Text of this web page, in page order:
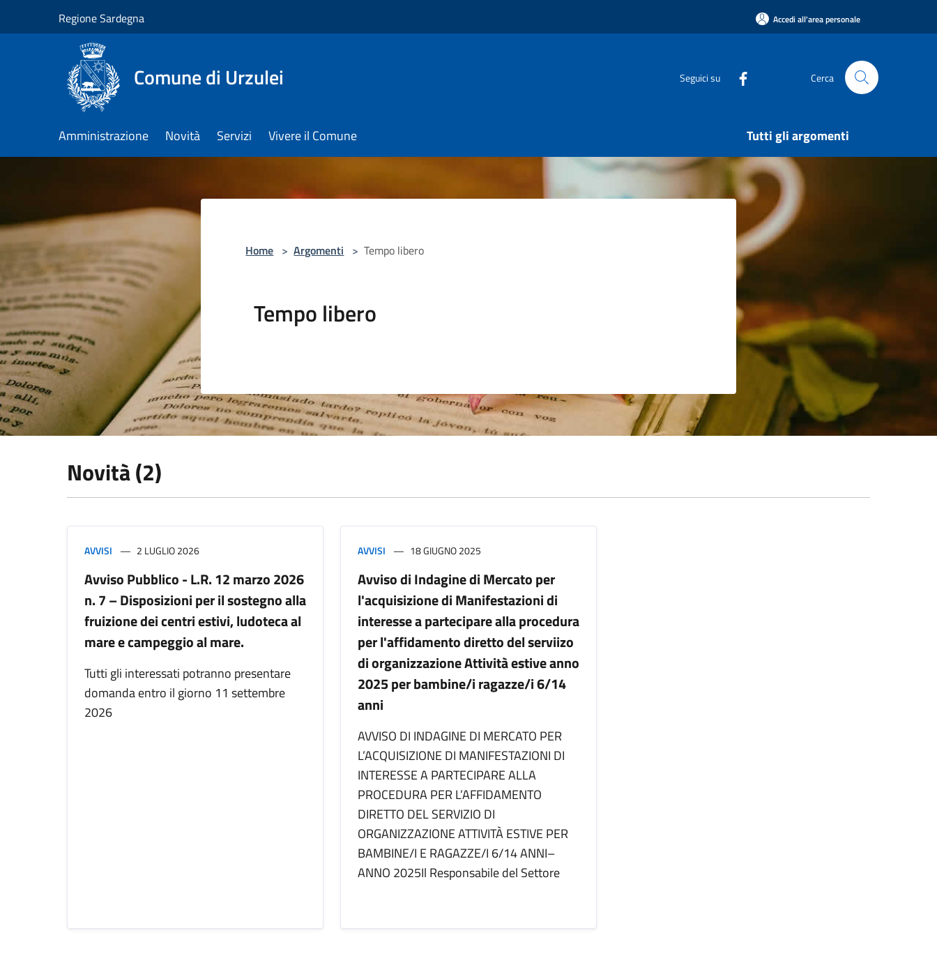
Regione Sardegna Accedi all'area personale
Comune di Urzulei Seguici su Cerca
Amministrazione Novità Servizi Vivere il Comune Tutti gli argomenti
Home > Argomenti > Tempo libero
Tempo libero
Novità (2)
AVVISI 2 LUGLIO 2026
Avviso Pubblico - L.R. 12 marzo 2026
n. 7 – Disposizioni per il sostegno alla
fruizione dei centri estivi, ludoteca al
mare e campeggio al mare.
Tutti gli interessati potranno presentare
domanda entro il giorno 11 settembre
2026
AVVISI 18 GIUGNO 2025
Avviso di Indagine di Mercato per
l'acquisizione di Manifestazioni di
interesse a partecipare alla procedura
per l'affidamento diretto del serviizo
di organizzazione Attività estive anno
2025 per bambine/i ragazze/i 6/14
anni
AVVISO DI INDAGINE DI MERCATO PER
L’ACQUISIZIONE DI MANIFESTAZIONI DI
INTERESSE A PARTECIPARE ALLA
PROCEDURA PER L’AFFIDAMENTO
DIRETTO DEL SERVIZIO DI
ORGANIZZAZIONE ATTIVITÀ ESTIVE PER
BAMBINE/I E RAGAZZE/I 6/14 ANNI–
ANNO 2025Il Responsabile del Settore